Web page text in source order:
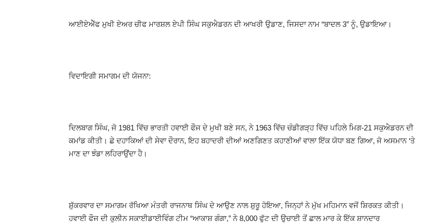
ਆਈਏਐੱਫ ਮੁਖੀ ਏਅਰ ਚੀਫ ਮਾਰਸ਼ਲ ਏਪੀ ਸਿੰਘ ਸਕੁਐਡਰਨ ਦੀ ਆਖਰੀ ਉਡਾਣ, ਜਿਸਦਾ ਨਾਮ “ਬਾਦਲ 3” ਨੂੰ, ਉਡਾਇਆ।
ਵਿਦਾਇਗੀ ਸਮਾਗਮ ਦੀ ਯੋਜਨਾ:
ਦਿਲਬਾਗ ਸਿੰਘ, ਜੋ 1981 ਵਿੱਚ ਭਾਰਤੀ ਹਵਾਈ ਫੌਜ ਦੇ ਮੁਖੀ ਬਣੇ ਸਨ, ਨੇ 1963 ਵਿੱਚ ਚੰਡੀਗੜ੍ਹ ਵਿੱਚ ਪਹਿਲੇ ਮਿਗ-21 ਸਕੁਐਡਰਨ ਦੀ
ਕਮਾਂਡ ਕੀਤੀ। ਛੇ ਦਹਾਕਿਆਂ ਦੀ ਸੇਵਾ ਦੌਰਾਨ, ਇਹ ਬਹਾਦਰੀ ਦੀਆਂ ਅਣਗਿਣਤ ਕਹਾਣੀਆਂ ਵਾਲਾ ਇੱਕ ਯੋਧਾ ਬਣ ਗਿਆ, ਜੋ ਅਸਮਾਨ ‘ਤੇ
ਮਾਣ ਦਾ ਝੰਡਾ ਲਹਿਰਾਉਂਦਾ ਹੈ।
ਸ਼ੁੱਕਰਵਾਰ ਦਾ ਸਮਾਗਮ ਰੱਖਿਆ ਮੰਤਰੀ ਰਾਜਨਾਥ ਸਿੰਘ ਦੇ ਆਉਣ ਨਾਲ ਸ਼ੁਰੂ ਹੋਇਆ, ਜਿਨ੍ਹਾਂ ਨੇ ਮੁੱਖ ਮਹਿਮਾਨ ਵਜੋਂ ਸ਼ਿਰਕਤ ਕੀਤੀ।
ਹਵਾਈ ਫੌਜ ਦੀ ਕੁਲੀਨ ਸਕਾਈਡਾਈਵਿੰਗ ਟੀਮ “ਆਕਾਸ਼ ਗੰਗਾ,” ਨੇ 8,000 ਫੁੱਟ ਦੀ ਉਚਾਈ ਤੋਂ ਛਾਲ ਮਾਰ ਕੇ ਇੱਕ ਸ਼ਾਨਦਾਰ